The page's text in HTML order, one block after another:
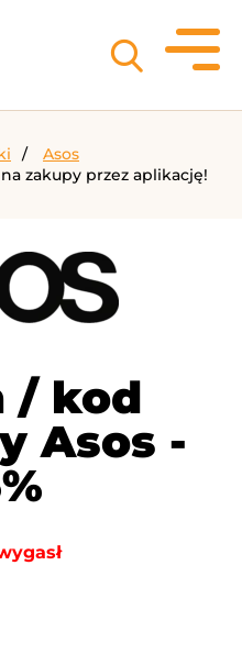
Asos
zakupy przez aplikację!
/ kod
Asos -